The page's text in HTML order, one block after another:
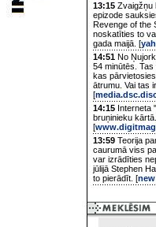
13:15 Zvaigžņu
epizode
Revenge of the
noskatīties to
gada maijā. [
14:51 No
54 minūtēs. Tas
kas
ātrumu. Vai tas
[
14:15 Interneta
bruņinieku kārtā.
[
13:59 Teorija
caurumā viss
var izrādīties
jūlijā Stephen
to pierādīt. [